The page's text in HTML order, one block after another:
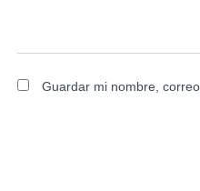
Guardar mi nombre,